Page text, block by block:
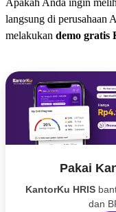
Apakah Anda ingin
langsung di perusahaan
melakukan demo gratis
Pakai
KantorKu HRIS
dan